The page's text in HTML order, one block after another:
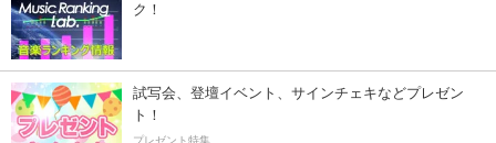
ク！
試写会、登壇イベント、サインチェキなどプレゼン
ト！